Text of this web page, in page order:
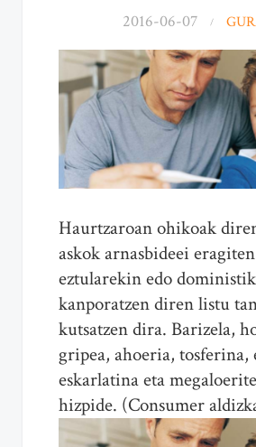
2016-06-07
Haurtzaroan ohikoak
askok arnasbideei
eztularekin edo
kanporatzen diren listu
kutsatzen dira. Barizela,
gripea, ahoeria, tosferina,
eskarlatina eta
hizpide. (Consumer